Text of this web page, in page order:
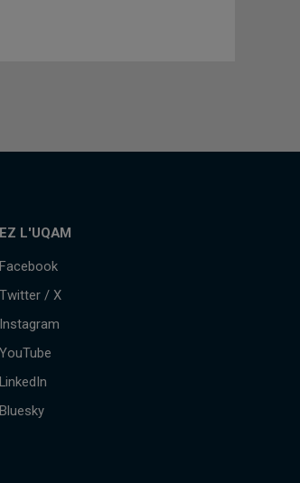
L'UQAM
Facebook
Twitter / X
Instagram
YouTube
LinkedIn
Bluesky